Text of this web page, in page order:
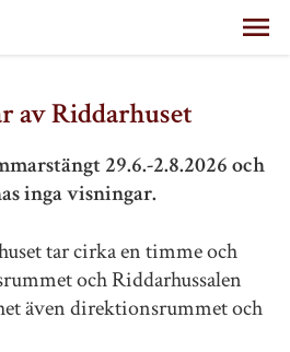
av Riddarhuset
29.6.-2.8.2026 och
inga visningar.
tar cirka en timme och
och Riddarhussalen
även direktionsrummet och